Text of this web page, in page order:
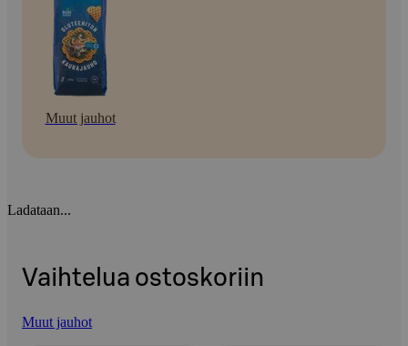
Muut jauhot
Ladataan...
Vaihtelua ostoskoriin
Muut jauhot